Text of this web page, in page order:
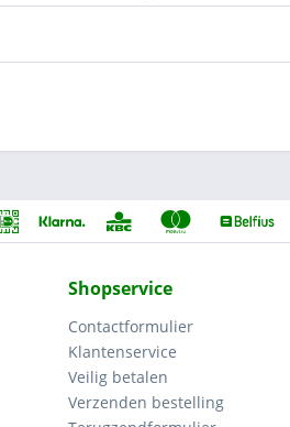
Shopservice
Contactformulier
Klantenservice
Veilig betalen
Verzenden bestelling